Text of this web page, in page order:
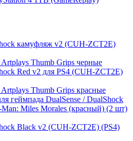
камуфляж v2 (CUH-ZCT2E)
Thumb Grips черные
Red v2 для PS4 (CUH-ZCT2E)
Thumb Grips красные
геймпада DualSense / DualShock
Miles Morales (красный) (2 шт)
Black v2 (CUH-ZCT2E) (PS4)